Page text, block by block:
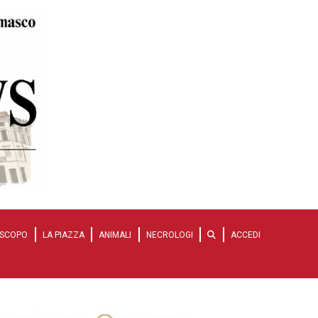
LA PIAZZA ANIMALI NECROLOGI ACCEDI